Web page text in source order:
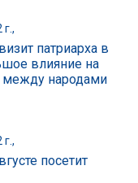
патриарха в
влияние на
между народами
посетит